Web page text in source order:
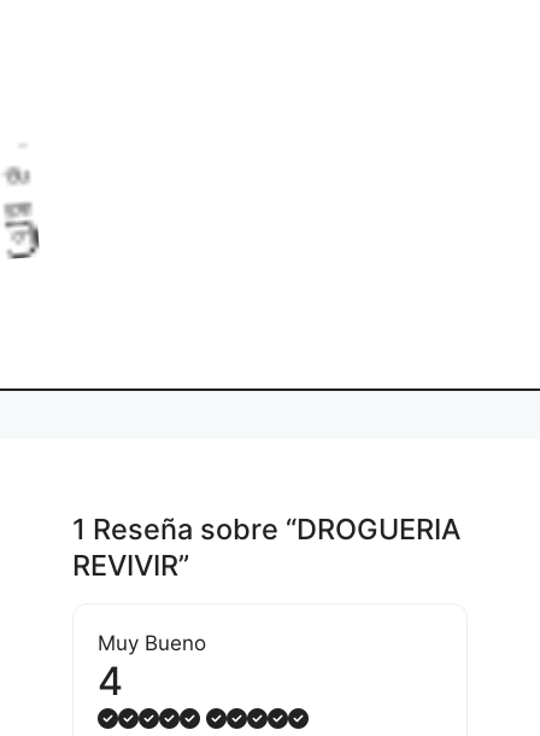
L
o
a
din
g
.
1 Reseña sobre “DROGUERIA
REVIVIR”
Muy Bueno
4